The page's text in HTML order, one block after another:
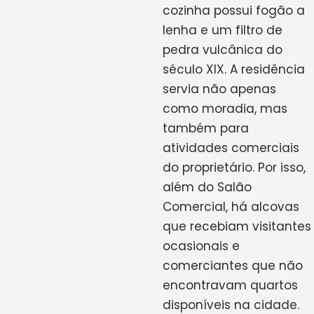
cozinha possui fogão a
lenha e um filtro de
pedra vulcânica do
século XIX. A residência
servia não apenas
como moradia, mas
também para
atividades comerciais
do proprietário. Por isso,
além do Salão
Comercial, há alcovas
que recebiam visitantes
ocasionais e
comerciantes que não
encontravam quartos
disponíveis na cidade.